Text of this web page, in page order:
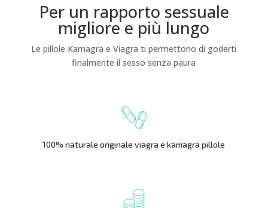
Per un rapporto sessuale
migliore e più lungo
Le pillole Kamagra e Viagra ti permettono di goderti
finalmente il sesso senza paura
100% naturale originale viagra e kamagra pillole